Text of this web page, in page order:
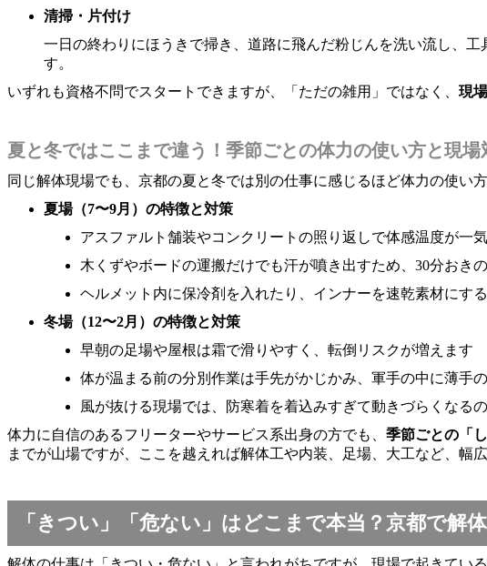
清掃・片付け
一日の終わりにほうきで掃き、道路に飛んだ粉じんを洗い流し、
す。
いずれも資格不問でスタートできますが、「ただの雑用」ではなく、 現
夏と冬ではここまで違う！季節ごとの体力の使い方と現場
同じ解体現場でも、京都の夏と冬では別の仕事に感じるほど体力の使い方
夏場（7〜9月）の特徴と対策
アスファルト舗装やコンクリートの照り返しで体感温度が一
木くずやボードの運搬だけでも汗が噴き出すため、30分おき
ヘルメット内に保冷剤を入れたり、インナーを速乾素材にす
冬場（12〜2月）の特徴と対策
早朝の足場や屋根は霜で滑りやすく、転倒リスクが増えます
体が温まる前の分別作業は手先がかじかみ、軍手の中に薄手
風が抜ける現場では、防寒着を着込みすぎて動きづらくなる
体力に自信のあるフリーターやサービス系出身の方でも、 季節ごとの「
までが山場ですが、ここを越えれば解体工や内装、足場、大工など、幅
「きつい」「危ない」はどこまで本当？京都で